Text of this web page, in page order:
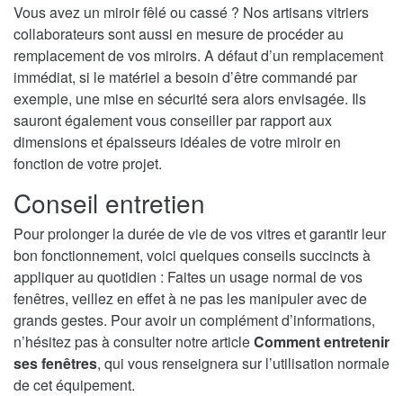
Vous avez un miroir fêlé ou cassé ? Nos artisans vitriers
collaborateurs sont aussi en mesure de procéder au
remplacement de vos miroirs. A défaut d’un remplacement
immédiat, si le matériel a besoin d’être commandé par
exemple, une mise en sécurité sera alors envisagée. Ils
sauront également vous conseiller par rapport aux
dimensions et épaisseurs idéales de votre miroir en
fonction de votre projet.
Conseil entretien
Pour prolonger la durée de vie de vos vitres et garantir leur
bon fonctionnement, voici quelques conseils succincts à
appliquer au quotidien : Faites un usage normal de vos
fenêtres, veillez en effet à ne pas les manipuler avec de
grands gestes. Pour avoir un complément d’informations,
n’hésitez pas à consulter notre articleComment entretenir
ses fenêtres, qui vous renseignera sur l’utilisation normale
de cet équipement.